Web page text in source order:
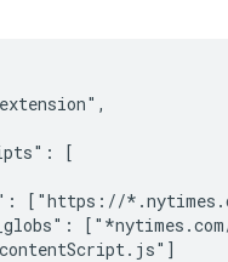
[
["https://